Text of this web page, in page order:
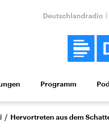
Deutschlandradio
Politik Wirtschaft
Musik
Programm
/ Hervortreten aus dem